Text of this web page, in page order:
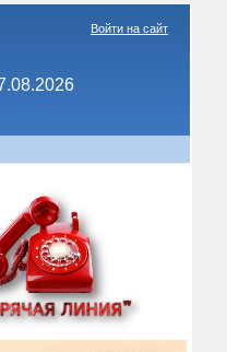
Войти на сайт